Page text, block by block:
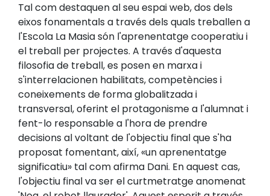
Tal com destaquen al seu espai web, dos dels
eixos fonamentals a través dels quals treballen a
l'Escola La Masia són l'aprenentatge cooperatiu i
el treball per projectes. A través d'aquesta
filosofia de treball, es posen en marxa i
s'interrelacionen habilitats, competències i
coneixements de forma globalitzada i
transversal, oferint el protagonisme a l'alumnat i
fent-lo responsable a l'hora de prendre
decisions al voltant de l'objectiu final que s'ha
proposat fomentant, així, «un aprenentatge
significatiu» tal com afirma Dani. En aquest cas,
l'objectiu final va ser el curtmetratge anomenat